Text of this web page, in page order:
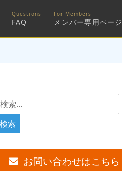
FAQ メンバー専用ページ
検
索:
お問い合わせはこちら